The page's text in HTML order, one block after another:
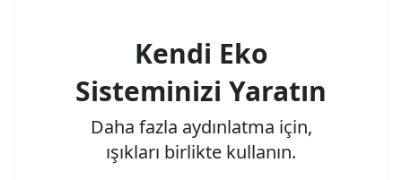
Kendi Eko
Sisteminizi Yaratın
Daha fazla aydınlatma için,
ışıkları birlikte kullanın.